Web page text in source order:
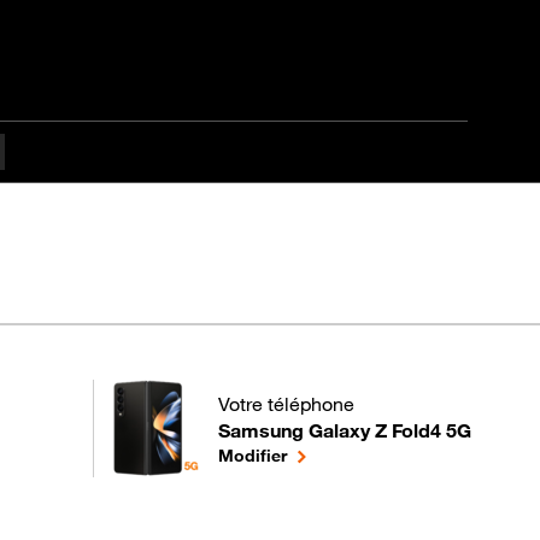
difficulté
Votre téléphone
Samsung Galaxy Z Fold4 5G
pour votre Samsung Galaxy Z Fold4 5G
Modifierle téléphone sélectionné